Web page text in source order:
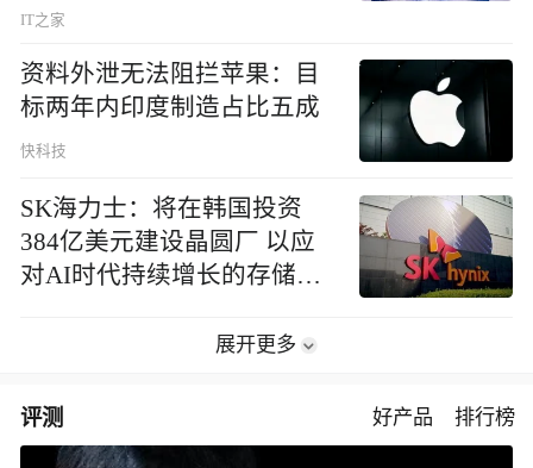
IT之家
资料外泄无法阻拦苹果：目
标两年内印度制造占比五成
快科技
SK海力士：将在韩国投资
384亿美元建设晶圆厂 以应
对AI时代持续增长的存储芯
展开更多
评测 好产品 排行榜